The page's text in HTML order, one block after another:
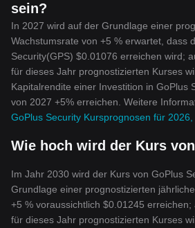
sein?
In 2027 wird auf der Grundlage einer
Wachstumsrate von +5 % erwartet, dass
Security(GPS) $0.01076 erreichen wird;
für dieses Jahr prognostizierten Kurses
Kapitalrendite einer Investition in GoPlus
von 2027 +5% erreichen. Weitere
GoPlus Security Kursprognosen für
Wie hoch wird der Kurs
Im Jahr 2030 wird der Kurs von GoPlus
Grundlage einer prognostizierten
+5 % voraussichtlich $0.01245
für dieses Jahr prognostizierten Kurses